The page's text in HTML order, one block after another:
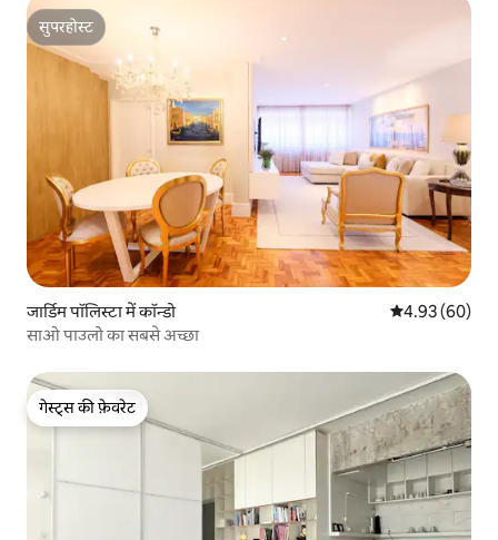
सुपरहोस्ट
सुपरहोस्ट
जार्डिम पॉलिस्टा में कॉन्डो औसत रेटिंग 5 में
4.93 (60)
साओ पाउलो का सबसे अच्छा
गेस्ट्स की फ़ेवरेट
गेस्ट्स की फ़ेवरेट